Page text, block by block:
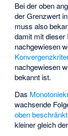
Bei der oben
der Grenzwert
muss also
damit mit dieser
nachgewiesen
nachgewiesen
bekannt ist.
Das
wachsende
oben beschränkt
kleiner gleich